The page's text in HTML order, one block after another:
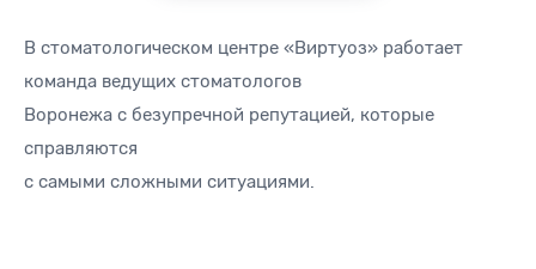
В стоматологическом центре «Виртуоз» работает
команда ведущих стоматологов
Воронежа с безупречной репутацией, которые
справляются
с самыми сложными ситуациями.